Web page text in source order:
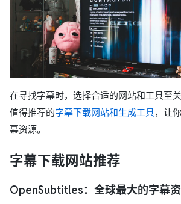
在寻找字幕时，选择合适的网站和工具至
值得推荐的字幕下载网站和生成工具，让
幕资源。
字幕下载网站推荐
OpenSubtitles：全球最大的字幕